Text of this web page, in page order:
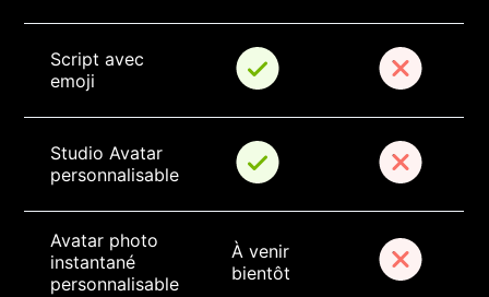
Script avec
emoji
Studio Avatar
personnalisable
Avatar photo
instantané
personnalisable
À venir
bientôt